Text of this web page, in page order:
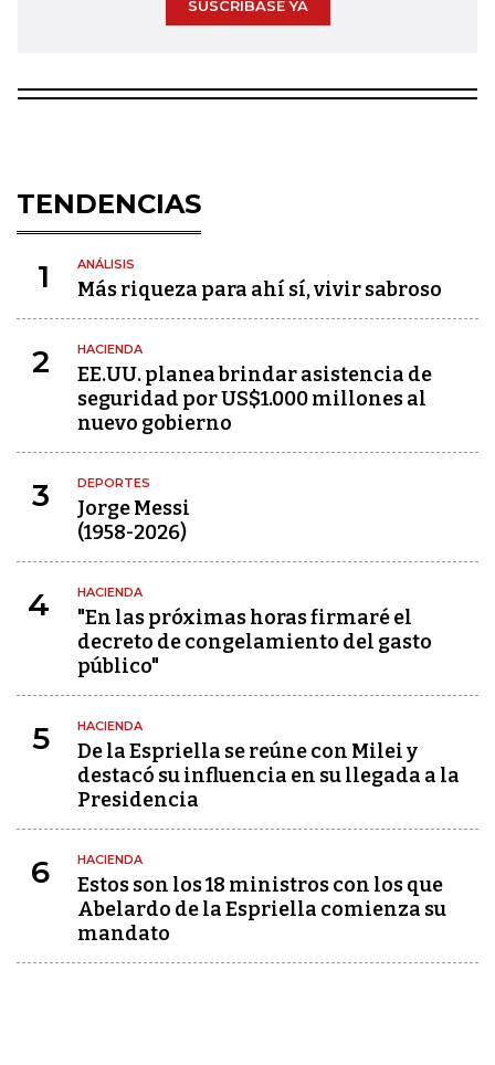
SUSCRÍBASE YA
TENDENCIAS
1 ANÁLISIS
Más riqueza para ahí sí, vivir sabroso
2 HACIENDA
EE.UU. planea brindar asistencia de
seguridad por US$1.000 millones al
nuevo gobierno
3 DEPORTES
Jorge Messi
(1958-2026)
4 HACIENDA
"En las próximas horas firmaré el
decreto de congelamiento del gasto
público"
5 HACIENDA
De la Espriella se reúne con Milei y
destacó su influencia en su llegada a la
Presidencia
6 HACIENDA
Estos son los 18 ministros con los que
Abelardo de la Espriella comienza su
mandato